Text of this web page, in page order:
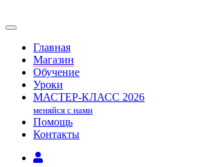
Главная
Магазин
Обучение
Уроки
МАСТЕР-КЛАСС 2026
меняйся с нами
Помощь
Контакты